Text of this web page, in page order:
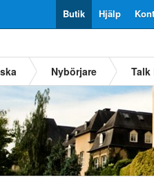
Hjälp
Butik
Nybörjare Talk